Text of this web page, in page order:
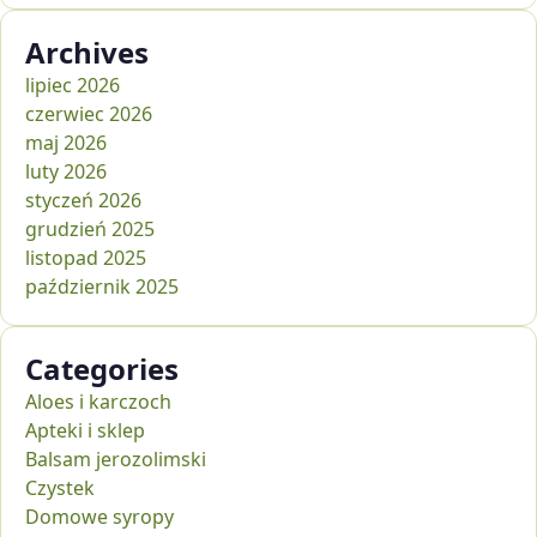
Archives
lipiec 2026
czerwiec 2026
maj 2026
luty 2026
styczeń 2026
grudzień 2025
listopad 2025
październik 2025
Categories
Aloes i karczoch
Apteki i sklep
Balsam jerozolimski
Czystek
Domowe syropy